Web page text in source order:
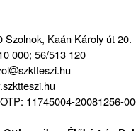
Szolnok, Kaán Károly út 20.
000; 56/513 120
szktteszi.hu
11745004-20081256-